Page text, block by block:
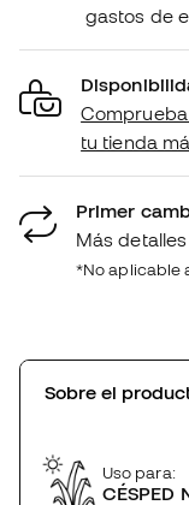
gastos de
tu tienda
Primer
Más
*No aplicable
Sobre el
Uso para:
CÉSPED